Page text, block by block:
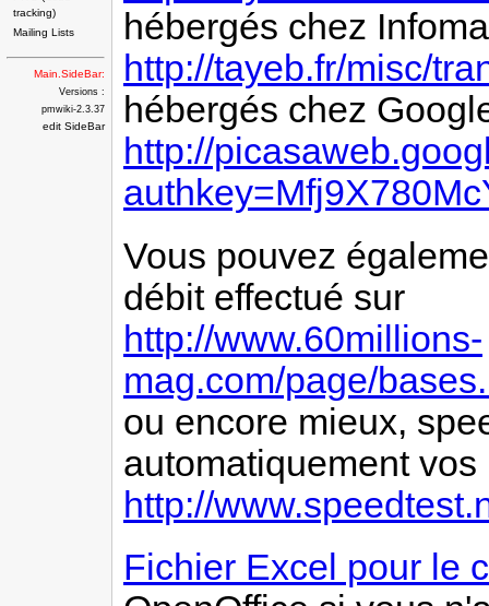
tracking)
Mailing Lists
Main.SideBar:
Versions :
pmwiki-2.3.37
edit SideBar
hébergés chez
http://tayeb.fr/misc/
hébergés chez
http://
Vous pouvez
débit effectué sur
http://www.60millions-
mag.com/page/
ou encore mieux,
automatiquement
http://
Fichier Excel pour le